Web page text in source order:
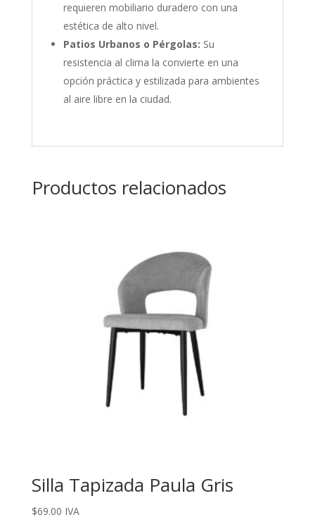
requieren mobiliario duradero con una
estética de alto nivel.
Patios Urbanos o Pérgolas: Su
resistencia al clima la convierte en una
opción práctica y estilizada para ambientes
al aire libre en la ciudad.
Productos relacionados
Silla Tapizada Paula Gris
$69.00 IVA